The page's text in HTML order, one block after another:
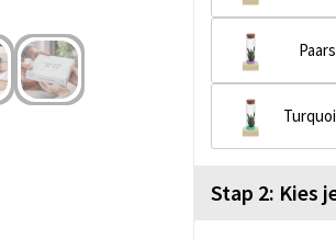
Paars
Stap 2: Kies